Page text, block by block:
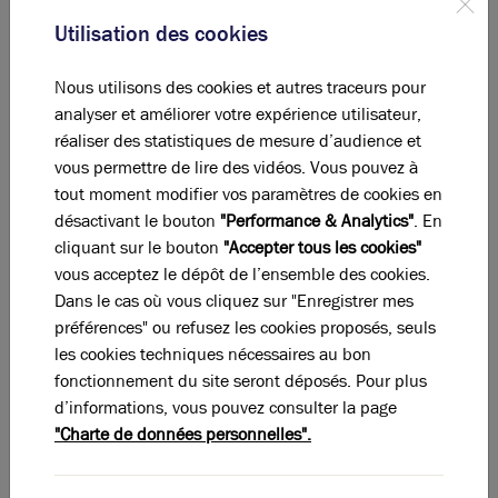
Photos (5 )
A louer - Bâtiment industriel de 1310 m² avec un
quai de déchargement et portail automatique- Saint-
Quentin Fallavier
non divisibles
69 € m²/an HT HC
distribution.
diversifiée
La ZAC de Chesnes Cuvalu couvre 154 hectares et accueille 187
entreprises. Son profil plus mixte mêle industrie, recherche et
services aux entreprises. Située dans la partie centrale du Parc de
Chesnes entre la RD 1006 et les quartiers résidentiels de la
commune, elle accueille notamment Holcim Innovation Center,
Jungheinrich et SkyePharma. Cette sous-zone est particulièrement
adaptée aux entreprises industrielles ou de R&D cherchant un local
d'activité en location dans un environnement moins exclusivement
tourné vers la logistique pure.
Arthur Loyd vous accompagne dans
votre recherche de local d’activité ou
d’entrepôt à louer à Saint-Quentin-
Fallavier
Utilisation des cookies
Nous utilisons des cookies et autres traceurs pour
analyser et améliorer votre expérience utilisateur,
réaliser des statistiques de mesure d’audience et
vous permettre de lire des vidéos. Vous pouvez à
tout moment modifier vos paramètres de cookies en
désactivant le bouton "Performance & Analytics". En
cliquant sur le bouton "Accepter tous les cookies"
vous acceptez le dépôt de l’ensemble des cookies.
Dans le cas où vous cliquez sur "Enregistrer mes
préférences" ou refusez les cookies proposés, seuls
les cookies techniques nécessaires au bon
fonctionnement du site seront déposés. Pour plus
d’informations, vous pouvez consulter la page
"Charte de données personnelles".